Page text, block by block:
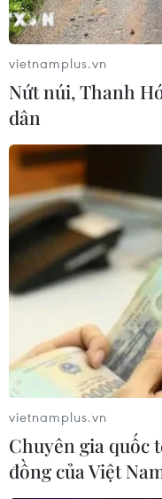
vietnamplus.vn
Nứt núi, Thanh
dân
vietnamplus.vn
Chuyên gia quốc
đồng của Việt